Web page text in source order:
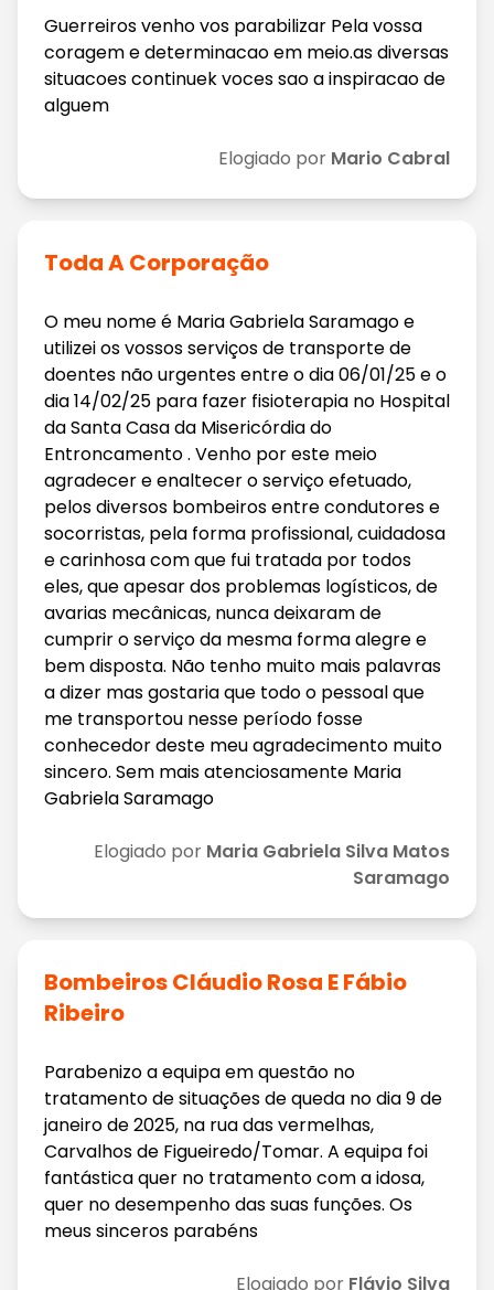
Guerreiros venho vos parabilizar Pela vossa
coragem e determinacao em meio.as diversas
situacoes continuek voces sao a inspiracao de
alguem
Elogiado por Mario Cabral
Toda A Corporação
O meu nome é Maria Gabriela Saramago e
utilizei os vossos serviços de transporte de
doentes não urgentes entre o dia 06/01/25 e o
dia 14/02/25 para fazer fisioterapia no Hospital
da Santa Casa da Misericórdia do
Entroncamento . Venho por este meio
agradecer e enaltecer o serviço efetuado,
pelos diversos bombeiros entre condutores e
socorristas, pela forma profissional, cuidadosa
e carinhosa com que fui tratada por todos
eles, que apesar dos problemas logísticos, de
avarias mecânicas, nunca deixaram de
cumprir o serviço da mesma forma alegre e
bem disposta. Não tenho muito mais palavras
a dizer mas gostaria que todo o pessoal que
me transportou nesse período fosse
conhecedor deste meu agradecimento muito
sincero. Sem mais atenciosamente Maria
Gabriela Saramago
Elogiado por Maria Gabriela Silva Matos
Saramago
Bombeiros Cláudio Rosa E Fábio
Ribeiro
Parabenizo a equipa em questão no
tratamento de situações de queda no dia 9 de
janeiro de 2025, na rua das vermelhas,
Carvalhos de Figueiredo/Tomar. A equipa foi
fantástica quer no tratamento com a idosa,
quer no desempenho das suas funções. Os
meus sinceros parabéns
Elogiado por Flávio Silva